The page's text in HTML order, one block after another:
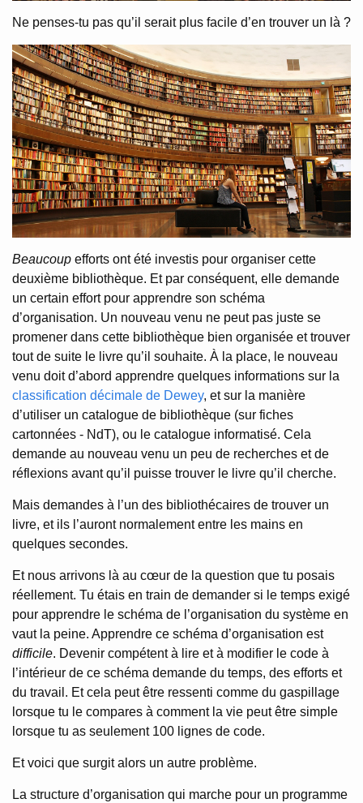
Ne penses-tu pas qu’il serait plus facile d’en trouver un là ?
Beaucoup efforts ont été investis pour organiser cette
deuxième bibliothèque. Et par conséquent, elle demande
un certain effort pour apprendre son schéma
d’organisation. Un nouveau venu ne peut pas juste se
promener dans cette bibliothèque bien organisée et trouver
tout de suite le livre qu’il souhaite. À la place, le nouveau
venu doit d’abord apprendre quelques informations sur la
classification décimale de Dewey, et sur la manière
d’utiliser un catalogue de bibliothèque (sur fiches
cartonnées - NdT), ou le catalogue informatisé. Cela
demande au nouveau venu un peu de recherches et de
réflexions avant qu’il puisse trouver le livre qu’il cherche.
Mais demandes à l’un des bibliothécaires de trouver un
livre, et ils l’auront normalement entre les mains en
quelques secondes.
Et nous arrivons là au cœur de la question que tu posais
réellement. Tu étais en train de demander si le temps exigé
pour apprendre le schéma de l’organisation du système en
vaut la peine. Apprendre ce schéma d’organisation est
difficile. Devenir compétent à lire et à modifier le code à
l’intérieur de ce schéma demande du temps, des efforts et
du travail. Et cela peut être ressenti comme du gaspillage
lorsque tu le compares à comment la vie peut être simple
lorsque tu as seulement 100 lignes de code.
Et voici que surgit alors un autre problème.
La structure d’organisation qui marche pour un programme